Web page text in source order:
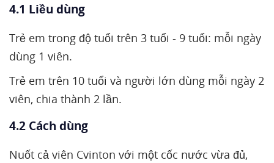
4.1 Liều dùng
Trẻ em trong độ tuổi trên 3 tuổi - 9 tuổi: mỗi ngày
dùng 1 viên.
Trẻ em trên 10 tuổi và người lớn dùng mỗi ngày 2
viên, chia thành 2 lần.
4.2 Cách dùng
Nuốt cả viên Cvinton với một cốc nước vừa đủ,